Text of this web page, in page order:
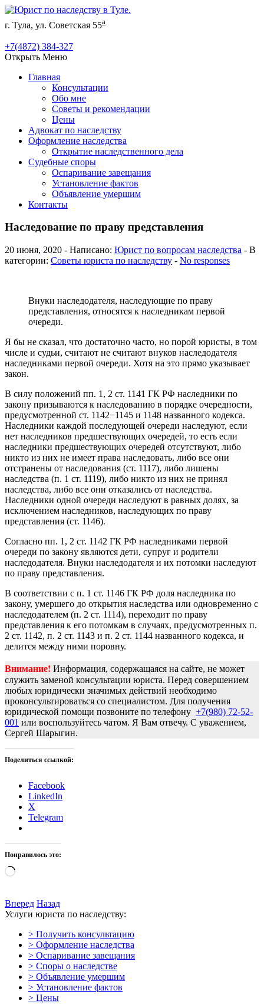
г. Тула, ул. Советская 55а
+7(4872) 384-327
Открыть Меню
Главная
Консультации
Обо мне
Советы и рекомендации
Цены
Адвокат по наследству
Оформление наследства
Открытие наследственного дела
Судебные споры
Оспаривание завещания
Установление фактов
Объявление умершим
Контакты
Наследование по праву представления
20 июня, 2020 - Написано: Юрист по вопросам наследства - В
категории: Советы юриста по наследству - No responses
Внуки наследодателя, наследующие по праву
представления, относятся к наследникам первой
очереди.
Я бы не сказал, что достаточно часто, но порой юристы, в том
числе и судьи, считают не считают внуков наследодателя
наследниками первой очереди. Хотя на это прямо указывает
закон.
В силу положений пп. 1, 2 ст. 1141 ГК РФ наследники по
закону призываются к наследованию в порядке очередности,
предусмотренной ст. 1142−1145 и 1148 названного кодекса.
Наследники каждой последующей очереди наследуют, если
нет наследников предшествующих очередей, то есть если
наследники предшествующих очередей отсутствуют, либо
никто из них не имеет права наследовать, либо все они
отстранены от наследования (ст. 1117), либо лишены
наследства (п. 1 ст. 1119), либо никто из них не принял
наследства, либо все они отказались от наследства.
Наследники одной очереди наследуют в равных долях, за
исключением наследников, наследующих по праву
представления (ст. 1146).
Согласно пп. 1, 2 ст. 1142 ГК РФ наследниками первой
очереди по закону являются дети, супруг и родители
наследодателя. Внуки наследодателя и их потомки наследуют
по праву представления.
В соответствии с п. 1 ст. 1146 ГК РФ доля наследника по
закону, умершего до открытия наследства или одновременно с
наследодателем (п. 2 ст. 1114), переходит по праву
представления к его потомкам в случаях, предусмотренных п.
2 ст. 1142, п. 2 ст. 1143 и п. 2 ст. 1144 названного кодекса, и
делится между ними поровну.
Внимание! Информация, содержащаяся на сайте, не может
служить заменой консультации юриста. Перед совершением
любых юридически значимых действий необходимо
проконсультироваться со специалистом. Для получения
юридической помощи позвоните по телефону +7(980) 72-52-
001 или воспользуйтесь чатом. Я Вам отвечу. С уважением,
Сергей Шарыгин.
Поделиться ссылкой:
Facebook
LinkedIn
X
Telegram
Понравилось это:
Загрузка…
Вперед Назад
Услуги юриста по наследству:
> Получить консультацию
> Оформление наследства
> Оспаривание завещания
> Споры о наследстве
> Объявление умершим
> Установление фактов
> Цены